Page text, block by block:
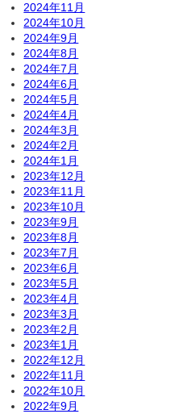
2024年11月
2024年10月
2024年9月
2024年8月
2024年7月
2024年6月
2024年5月
2024年4月
2024年3月
2024年2月
2024年1月
2023年12月
2023年11月
2023年10月
2023年9月
2023年8月
2023年7月
2023年6月
2023年5月
2023年4月
2023年3月
2023年2月
2023年1月
2022年12月
2022年11月
2022年10月
2022年9月